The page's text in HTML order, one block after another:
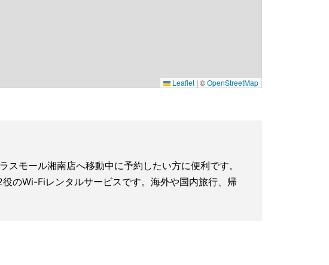
Leaflet | ©OpenStreetMap
モール湘南店へ移動中に予約したい方に便利です。
のWi-Fiレンタルサービスです。海外や国内旅行、帰